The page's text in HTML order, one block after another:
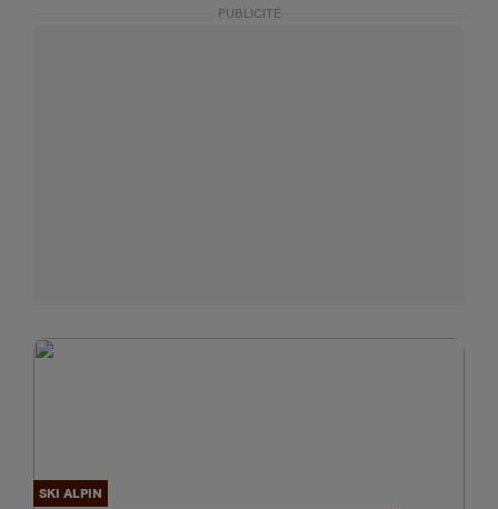
PUBLICITÉ
SKI ALPIN